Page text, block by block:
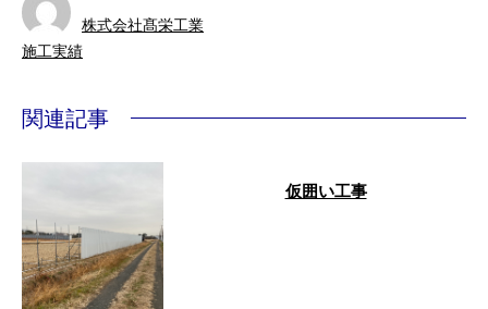
株式会社髙栄工業
施工実績
関連記事
仮囲い工事